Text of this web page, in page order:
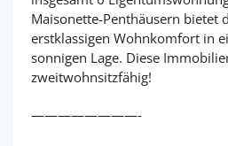
Maisonette-Penthäusern bietet
erstklassigen Wohnkomfort in
sonnigen Lage. Diese
zweitwohnsitzfähig!
————————-